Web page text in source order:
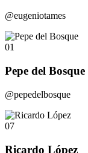
@eugeniotames
01
Pepe del Bosque
@pepedelbosque
07
Ricardo López